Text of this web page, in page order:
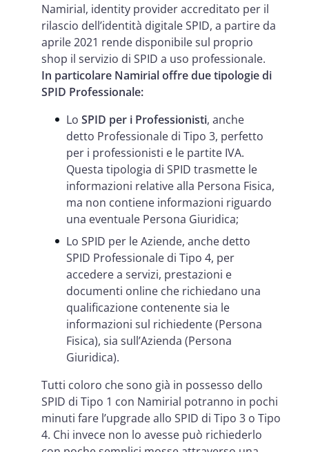
Namirial, identity provider accreditato per il
rilascio dell’identità digitale SPID, a partire da
aprile 2021 rende disponibile sul proprio
shop il servizio di SPID a uso professionale.
In particolare Namirial offre due tipologie di
SPID Professionale:
Lo SPID per i Professionisti, anche
detto Professionale di Tipo 3, perfetto
per i professionisti e le partite IVA.
Questa tipologia di SPID trasmette le
informazioni relative alla Persona Fisica,
ma non contiene informazioni riguardo
una eventuale Persona Giuridica;
Lo SPID per le Aziende, anche detto
SPID Professionale di Tipo 4, per
accedere a servizi, prestazioni e
documenti online che richiedano una
qualificazione contenente sia le
informazioni sul richiedente (Persona
Fisica), sia sull’Azienda (Persona
Giuridica).
Tutti coloro che sono già in possesso dello
SPID di Tipo 1 con Namirial potranno in pochi
minuti fare l’upgrade allo SPID di Tipo 3 o Tipo
4. Chi invece non lo avesse può richiederlo